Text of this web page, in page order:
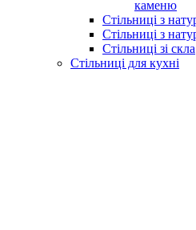
каменю
Стільниці з
Стільниці з
Стільниці зі скла
Стільниці для кухні